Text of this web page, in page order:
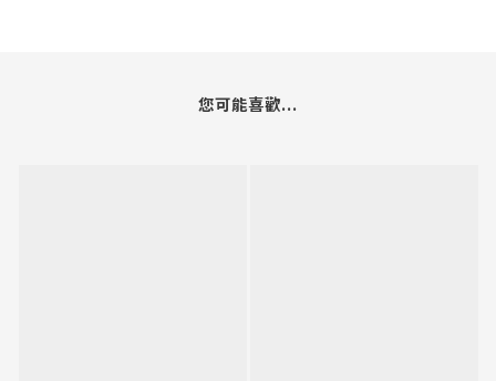
您可能喜歡...